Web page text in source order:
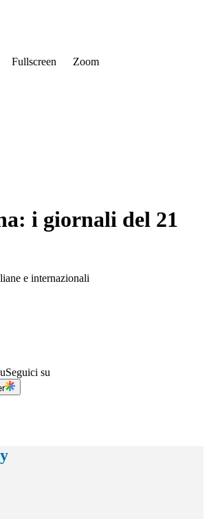
Fullscreen Zoom
i giornali del 21
e internazionali
Seguici su